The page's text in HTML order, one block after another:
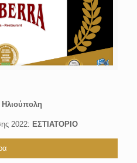
Ηλιούπολη
2022: ΕΣΤΙΑΤΟΡΙΟ